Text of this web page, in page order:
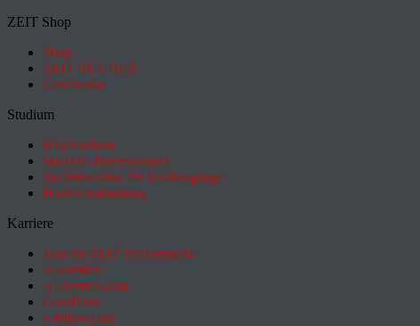
ZEIT Shop
Shop
ZEIT BÜCHER
Geschenke
Studium
HeyStudium
Studium-Interessentest
Suchmaschine für Studiengänge
Hochschulranking
Karriere
Jobs im ZEIT Stellenmarkt
academics
academics.com
GoodJobs
e-fellows.net